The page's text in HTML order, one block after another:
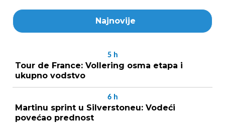
Najnovije
5 h
Tour de France: Vollering osma etapa i
ukupno vodstvo
6 h
Martinu sprint u Silverstoneu: Vodeći
povećao prednost